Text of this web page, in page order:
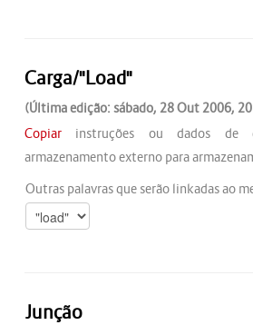
Carga/"Load"
(Última edição: sábado, 28 Out 2006,
Copiarinstruções ou dados de
armazenamento externo para
Outras palavras que serão linkadas ao
Junção